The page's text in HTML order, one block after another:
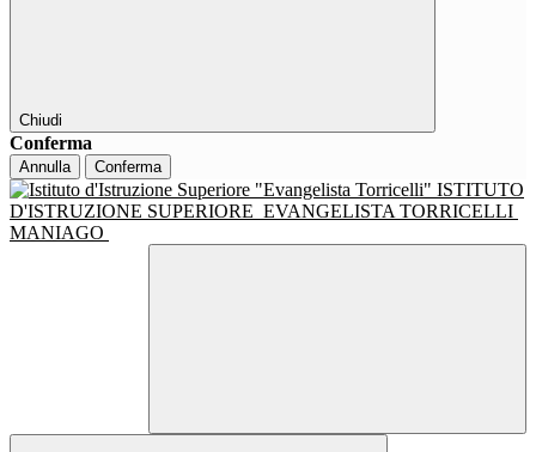
Chiudi
Conferma
Annulla Conferma
ISTITUTO
D'ISTRUZIONE SUPERIORE EVANGELISTA TORRICELLI
MANIAGO